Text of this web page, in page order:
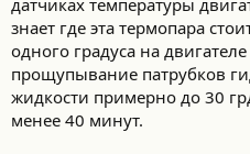
датчиках температуры
знает где эта термопара
одного градуса на
прощупывание патрубков
жидкости примерно до 30
менее 40 минут.